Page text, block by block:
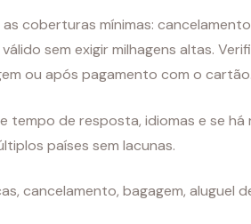
coberturas mínimas:
sem exigir milhagens altas.
ou após pagamento com o cartão.
tempo de resposta, idiomas e se
países sem lacunas.
cancelamento, bagagem, aluguel